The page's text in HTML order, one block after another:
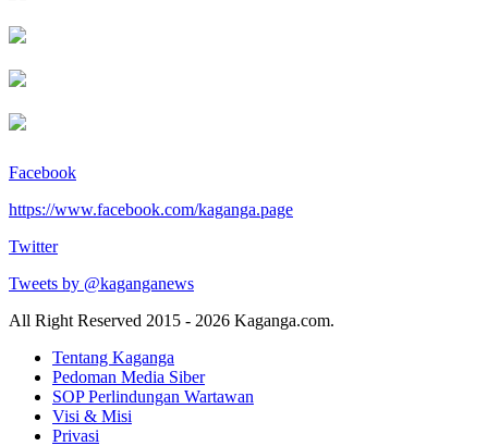
Facebook
https://www.facebook.com/kaganga.page
Twitter
Tweets by @kaganganews
All Right Reserved 2015 - 2026 Kaganga.com.
Tentang Kaganga
Pedoman Media Siber
SOP Perlindungan Wartawan
Visi & Misi
Privasi